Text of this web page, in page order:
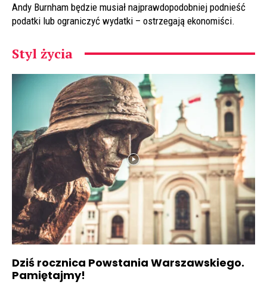
Andy Burnham będzie musiał najprawdopodobniej podnieść
podatki lub ograniczyć wydatki – ostrzegają ekonomiści.
Styl życia
Dziś rocznica Powstania Warszawskiego.
Pamiętajmy!